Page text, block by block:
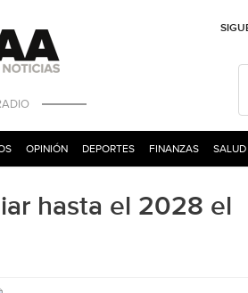
OPINIÓN DEPORTES FINANZAS
hasta el 2028 el